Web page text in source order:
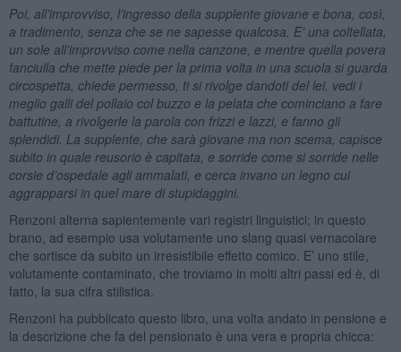
Poi, all’improvviso, l’ingresso della supplente giovane e bona, così,
a tradimento, senza che se ne sapesse qualcosa. E’ una coltellata,
un sole all’improvviso come nella canzone, e mentre quella povera
fanciulla che mette piede per la prima volta in una scuola si guarda
circospetta, chiede permesso, ti si rivolge dandoti del lei, vedi i
meglio galli del pollaio col buzzo e la pelata che cominciano a fare
battutine, a rivolgerle la parola con frizzi e lazzi, e fanno gli
splendidi. La supplente, che sarà giovane ma non scema, capisce
subito in quale reusorio è capitata, e sorride come si sorride nelle
corsie d’ospedale agli ammalati, e cerca invano un legno cui
aggrapparsi in quel mare di stupidaggini.
Renzoni alterna sapientemente vari registri linguistici; in questo
brano, ad esempio usa volutamente uno slang quasi vernacolare
che sortisce da subito un irresistibile effetto comico. E’ uno stile,
volutamente contaminato, che troviamo in molti altri passi ed è, di
fatto, la sua cifra stilistica.
Renzoni ha pubblicato questo libro, una volta andato in pensione e
la descrizione che fa del pensionato è una vera e propria chicca: